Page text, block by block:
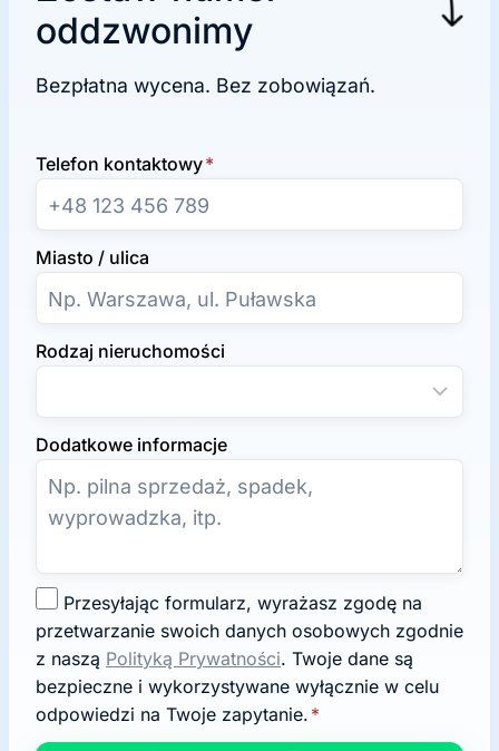
oddzwonimy
Bezpłatna wycena. Bez zobowiązań.
Telefon kontaktowy*
Miasto / ulica
Rodzaj nieruchomości
Dodatkowe informacje
g
o
d
a
n
przetwarzanie swoich danych osobowych zgodnie
z naszą Polityką Prywatności. Twoje dane są
bezpieczne i wykorzystywane wyłącznie w celu
odpowiedzi na Twoje zapytanie. *